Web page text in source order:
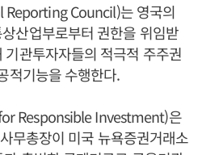
Reporting Council)는 영국의
산업부로부터 권한을 위임받
관투자자들의 적극적 주주권
적기능을 수행한다.
Responsible Investment)은
무총장이 미국 뉴욕증권거래소